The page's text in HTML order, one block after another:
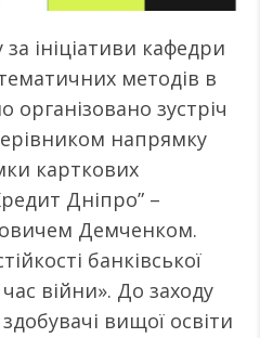
ініціативи кафедри
методів в
організовано зустріч
напрямку
карткових
Дніпро” –
Демченком.
банківської
війни». До заходу
вищої освіти